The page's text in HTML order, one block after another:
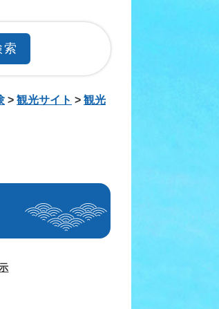
索
> 観光サイト > 観光